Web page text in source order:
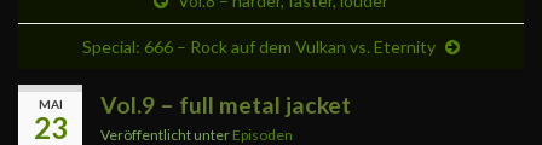
Special: 666 – Rock auf dem Vulkan vs. Eternity
MAI
23
Vol.9 – full metal jacket
Veröffentlicht unter Episoden